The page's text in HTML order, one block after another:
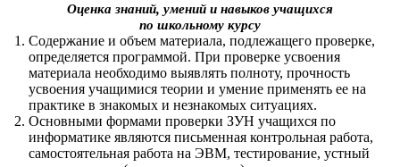
Оценка знаний, умений и навыков учащихся
по школьному курсу
Содержание и объем материала, подлежащего проверке,
определяется программой. При проверке усвоения
материала необходимо выявлять полноту, прочность
усвоения учащимися теории и умение применять ее на
практике в знакомых и незнакомых ситуациях.
Основными формами проверки ЗУН учащихся по
информатике являются письменная контрольная работа,
самостоятельная работа на ЭВМ, тестирование, устный